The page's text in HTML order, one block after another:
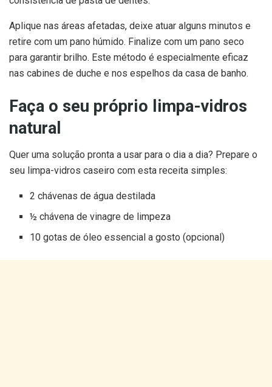
Aplique nas áreas afetadas, deixe atuar alguns minutos e
retire com um pano húmido. Finalize com um pano seco
para garantir brilho. Este método é especialmente eficaz
nas cabines de duche e nos espelhos da casa de banho.
Faça o seu próprio limpa-vidros
natural
Quer uma solução pronta a usar para o dia a dia? Prepare o
seu limpa-vidros caseiro com esta receita simples:
2 chávenas de água destilada
½ chávena de vinagre de limpeza
10 gotas de óleo essencial a gosto (opcional)